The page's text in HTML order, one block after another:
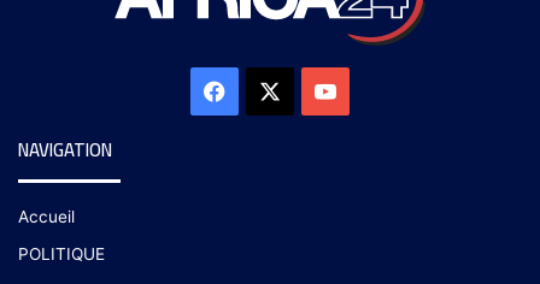
NAVIGATION
Accueil
POLITIQUE